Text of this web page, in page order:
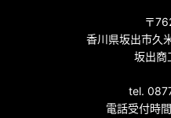
〒
香川県坂出市久
坂出商
tel.
電話受付時